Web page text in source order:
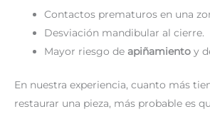
Contactos prematuros en una
Desviación mandibular al cierre.
Mayor riesgo de apiñamiento y
En nuestra experiencia, cuanto más
restaurar una pieza, más probable es